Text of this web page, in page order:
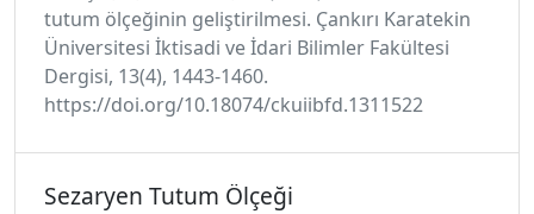
tutum ölçeğinin geliştirilmesi. Çankırı Karatekin
Üniversitesi İktisadi ve İdari Bilimler Fakültesi
Dergisi, 13(4), 1443-1460.
https://doi.org/10.18074/ckuiibfd.1311522
Sezaryen Tutum Ölçeği